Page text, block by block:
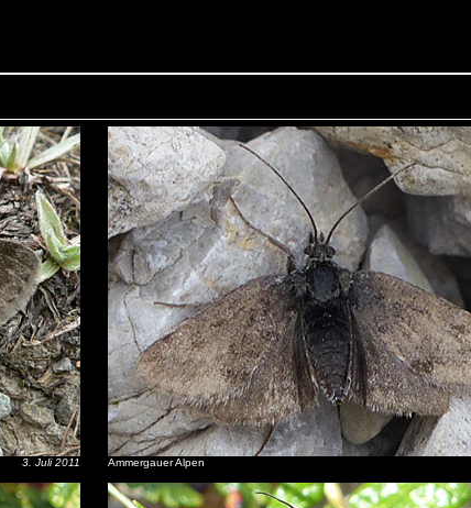
3. Juli 2011 Ammergauer Alpen